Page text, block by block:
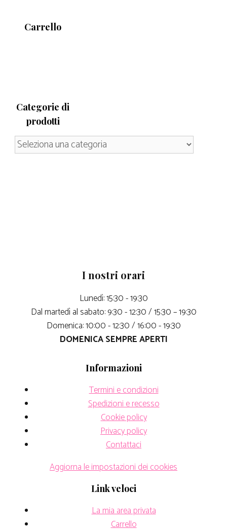
Carrello
Categorie di
prodotti
I nostri orari
Lunedì: 15:30 - 19:30
Dal martedì al sabato: 9:30 - 12:30 / 15:30 – 19:30
Domenica: 10:00 - 12:30 / 16:00 - 19:30
DOMENICA SEMPRE APERTI
Informazioni
Termini e condizioni
Spedizioni e recesso
Cookie policy
Privacy policy
Contattaci
Aggiorna le impostazioni dei cookies
Link veloci
La mia area privata
Carrello